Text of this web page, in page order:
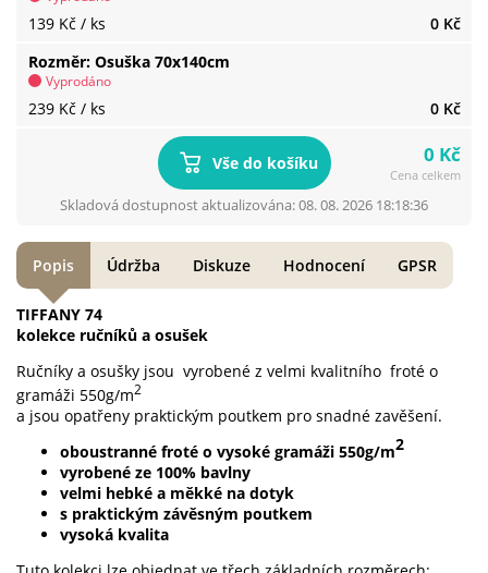
139 Kč / ks 0 Kč
Rozměr Osuška 70x140cm
239 Kč / ks 0 Kč
Vyprodáno
Vše do košíku 0 Kč
Cena celkem
Skladová dostupnost aktualizována: 08. 08. 2026 18:18:36
TIFFANY 74
kolekce ručníků a osušek
Ručníky a osušky jsou vyrobené z velmi kvalitního froté o
gramáži 550g/m2
a jsou opatřeny praktickým poutkem pro snadné zavěšení.
oboustranné froté o vysoké gramáži 550g/m2
vyrobené ze 100% bavlny
velmi hebké a měkké na dotyk
s praktickým závěsným poutkem
vysoká kvalita
Popis Údržba Diskuze Hodnocení GPSR